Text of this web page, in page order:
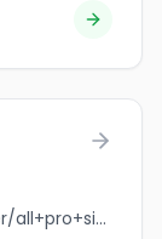
jobbank.gc.ca/browsejobs/employer/all+pro+siding+%26+exteriors/ca